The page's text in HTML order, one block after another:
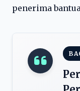
penerima